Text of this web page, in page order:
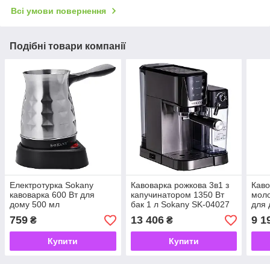
Всі умови повернення
Подібні товари компанії
Електротурка Sokany
кавоварка 600 Вт для
дому 500 мл
759 ₴
Купити
Кавоварка рожкова 3в1 з
капучинатором 1350 Вт
бак 1 л Sokany SK-04027
13 406₴
Купити
для
9